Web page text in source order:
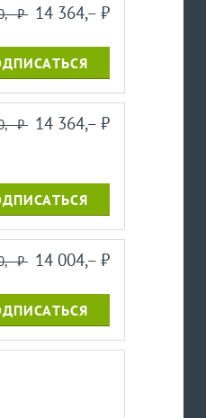
⃏ 14 364,– ⃏
⃏ 14 364,– ⃏
⃏ 14 004,– ⃏